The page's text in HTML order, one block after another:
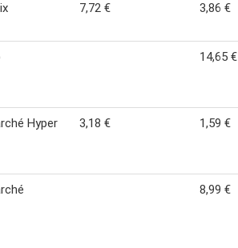
7,72 € 3,86 €
14,65 €
Hyper 3,18 € 1,59 €
8,99 €